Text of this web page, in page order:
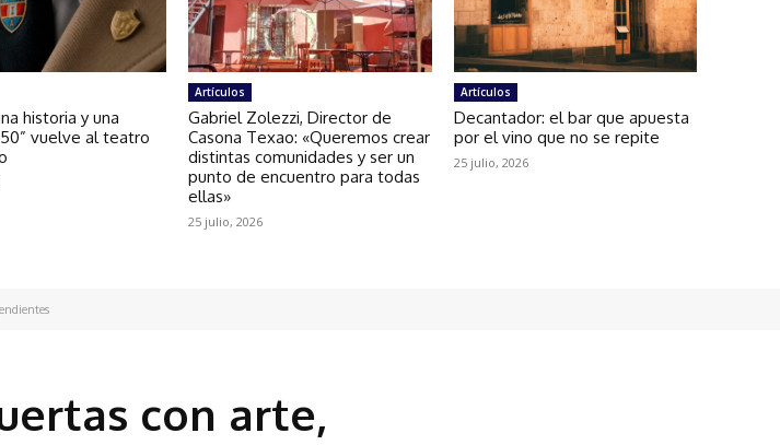
historia y una
vuelve al teatro
Artículos
Gabriel Zolezzi, Director de
Casona Texao: «Queremos crear
distintas comunidades y ser un
punto de encuentro para todas
ellas»
25 julio, 2026
Artículos
Decantador: el bar que apuesta
por el vino que no se repite
25 julio, 2026